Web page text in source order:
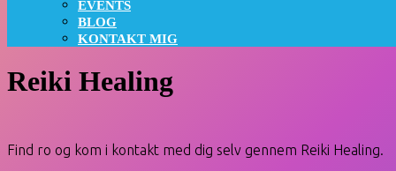
EVENTS
BLOG
KONTAKT MIG
Reiki Healing
Find ro og kom i kontakt med dig selv gennem Reiki Healing.